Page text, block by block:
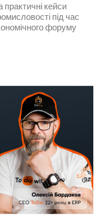
кейси
під час
форуму